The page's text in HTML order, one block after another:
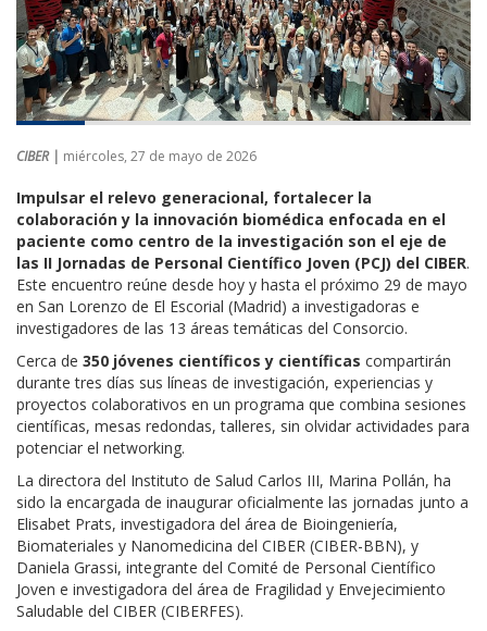
CIBER | miércoles, 27 de mayo de 2026
Impulsar el relevo generacional, fortalecer la
colaboración y la innovación biomédica enfocada en el
paciente como centro de la investigación son el eje de
las II Jornadas de Personal Científico Joven (PCJ) del CIBER.
Este encuentro reúne desde hoy y hasta el próximo 29 de mayo
en San Lorenzo de El Escorial (Madrid) a investigadoras e
investigadores de las 13 áreas temáticas del Consorcio.
Cerca de 350 jóvenes científicos y científicas compartirán
durante tres días sus líneas de investigación, experiencias y
proyectos colaborativos en un programa que combina sesiones
científicas, mesas redondas, talleres, sin olvidar actividades para
potenciar el networking.
La directora del Instituto de Salud Carlos III, Marina Pollán, ha
sido la encargada de inaugurar oficialmente las jornadas junto a
Elisabet Prats, investigadora del área de Bioingeniería,
Biomateriales y Nanomedicina del CIBER (CIBER-BBN), y
Daniela Grassi, integrante del Comité de Personal Científico
Joven e investigadora del área de Fragilidad y Envejecimiento
Saludable del CIBER (CIBERFES).